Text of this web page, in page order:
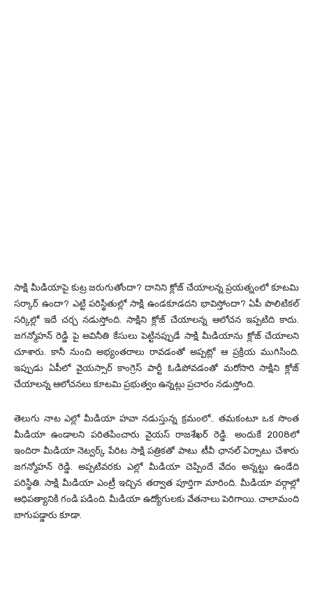
సాక్షి మీడియాపై కుట్ర జరుగుతోందా? దానిని క్లోజ్ చేయాలన్న ప్రయత్నంలో కూటమి
సర్కార్ ఉందా? ఎట్టి పరిస్థితుల్లో సాక్షి ఉండకూడదని భావిస్తోందా? ఏపీ పొలిటికల్
సర్కిల్లో ఇదే చర్చ నడుస్తోంది. సాక్షిని క్లోజ్ చేయాలన్న ఆలోచన ఇప్పటిది కాదు.
జగన్మోహన్ రెడ్డి పై అవినీతి కేసులు పెట్టినప్పుడే సాక్షి మీడియాను క్లోజ్ చేయాలని
చూశారు. కానీ నుంచి అభ్యంతరాలు రావడంతో అప్పట్లో ఆ ప్రక్రియ ముగిసింది.
ఇప్పుడు ఏపీలో వైయస్సార్ కాంగ్రెస్ పార్టీ ఓడిపోవడంతో మరోసారి సాక్షిని క్లోజ్
చేయాలన్న ఆలోచనలు కూటమి ప్రభుత్వం ఉన్నట్లు ప్రచారం నడుస్తోంది.
తెలుగు నాట ఎల్లో మీడియా హవా నడుస్తున్న క్రమంలో.. తమకంటూ ఒక సొంత
మీడియా ఉండాలని పరితపించారు వైయస్ రాజశేఖర్ రెడ్డి. అందుకే 2008లో
ఇందిరా మీడియా నెట్వర్క్ పేరిట సాక్షి పత్రికతో పాటు టీవీ ఛానల్ ఏర్పాటు చేశారు
జగన్మోహన్ రెడ్డి. అప్పటివరకు ఎల్లో మీడియా చెప్పిందే వేదం అన్నట్టు ఉండేది
పరిస్థితి. సాక్షి మీడియా ఎంట్రీ ఇచ్చిన తర్వాత పూర్తిగా మారింది. మీడియా వర్గాల్లో
ఆధిపత్యానికి గండి పడింది. మీడియా ఉద్యోగులకు వేతనాలు పెరిగాయి. చాలామంది
బాగుపడ్డారు కూడా.